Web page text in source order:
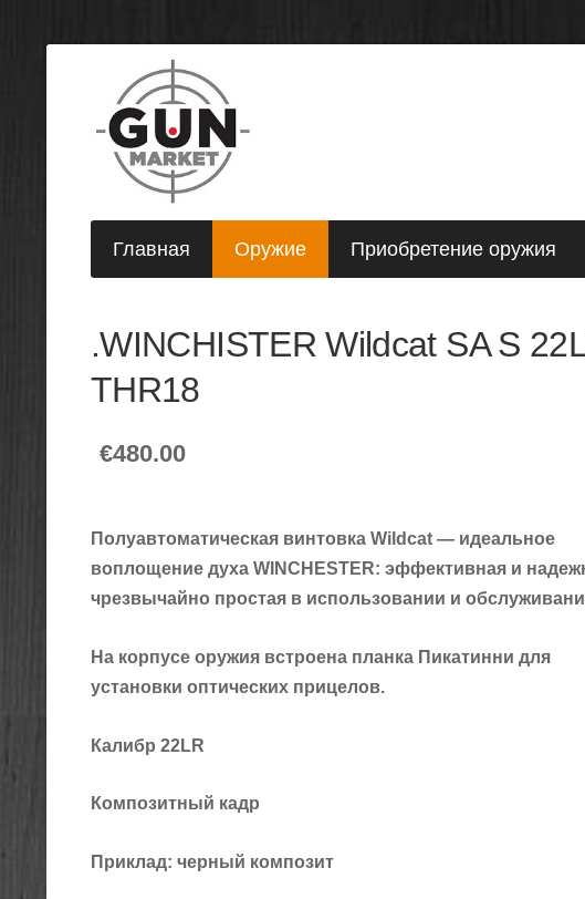
Главная Оружие Приобретение оружия
.WINCHISTER Wildcat SA S
THR18
€480.00
Полуавтоматическая винтовка Wildcat — идеальное
воплощение духа WINCHESTER: эффективная и
чрезвычайно простая в использовании и
На корпусе оружия встроена планка Пикатинни для
установки оптических прицелов.
Калибр 22LR
Композитный кадр
Приклад: черный композит